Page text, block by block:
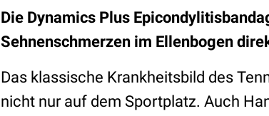
Die Dynamics Plus
Sehnenschmerzen im Ellenbogen
Das klassische Krankheitsbild des
nicht nur auf dem Sportplatz. Auch